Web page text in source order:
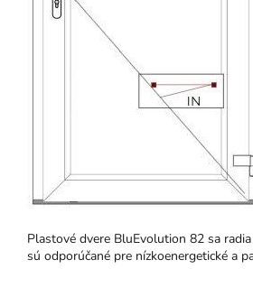
Plastové dvere BluEvolution 82 sa
sú odporúčané pre nízkoenergetické a